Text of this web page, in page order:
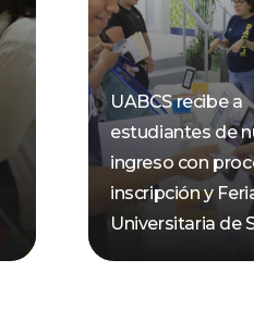
UABCS recibe a
estudiantes de
ingreso con
inscripción y
Universitaria de